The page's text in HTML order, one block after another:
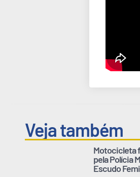
Veja também
Motocicleta
pela Polícia
Escudo